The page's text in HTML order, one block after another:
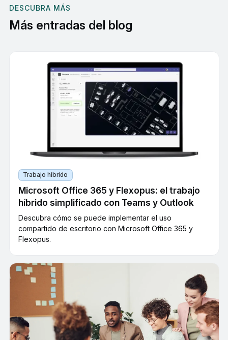
DESCUBRA MÁS
Más entradas del blog
Trabajo híbrido
Microsoft Office 365 y Flexopus: el trabajo
híbrido simplificado con Teams y Outlook
Descubra cómo se puede implementar el uso
compartido de escritorio con Microsoft Office 365 y
Flexopus.